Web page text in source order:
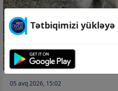
05 avq 2026, 15:02
Tətbiqimizi yükləyə